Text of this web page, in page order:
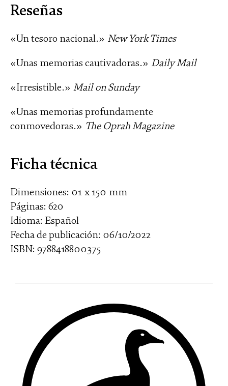
Reseñas
«Un tesoro nacional.» New York Times
«Unas memorias cautivadoras.» Daily Mail
«Irresistible.» Mail on Sunday
«Unas memorias profundamente
conmovedoras.» The Oprah Magazine
Ficha técnica
Dimensiones: 01 x 150 mm
Páginas: 620
Idioma: Español
Fecha de publicación: 06/10/2022
ISBN: 9788418800375